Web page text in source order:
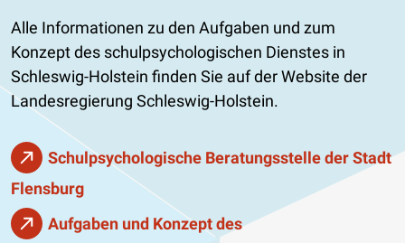
Alle Informationen zu den Aufgaben und zum
Konzept des schulpsychologischen Dienstes in
Schleswig-Holstein finden Sie auf der Website der
Landesregierung Schleswig-Holstein.
Schulpsychologische Beratungsstelle der Stadt
Flensburg
Aufgaben und Konzept des